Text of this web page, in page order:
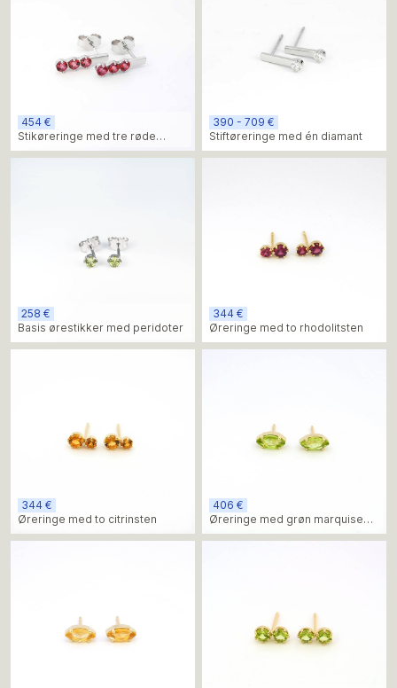
454 €
Stikøreringe med tre røde
topassten
390 - 709 €
Stiftøreringe med én diamant
258 €
Basis ørestikker med peridoter
344 €
Øreringe med to rhodolitsten
344 €
Øreringe med to citrinsten
406 €
Øreringe med grøn marquise
peridot